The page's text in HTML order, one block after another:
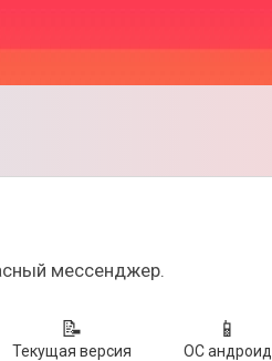
мессенджер.
📝
Текущая версия
📱
ОС андроид